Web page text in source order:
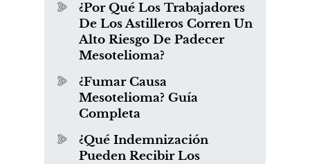
¿Por Qué Los Trabajadores
De Los Astilleros Corren Un
Alto Riesgo De Padecer
Mesotelioma?
¿Fumar Causa
Mesotelioma? Guía
Completa
¿Qué Indemnización
Pueden Recibir Los